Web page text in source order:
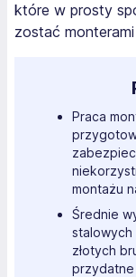
które w prosty
zostać
Praca
montażu
Średnie
stalowych
złotych